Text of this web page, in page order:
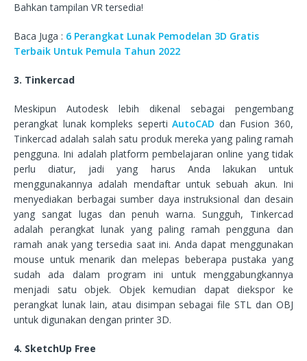
Bahkan tampilan VR tersedia!
Baca Juga : 6 Perangkat Lunak Pemodelan 3D Gratis
Terbaik Untuk Pemula Tahun 2022
3. Tinkercad
Meskipun Autodesk lebih dikenal sebagai pengembang
perangkat lunak kompleks sepertiAutoCAD dan Fusion 360,
Tinkercad adalah salah satu produk mereka yang paling ramah
pengguna. Ini adalah platform pembelajaran online yang tidak
perlu diatur, jadi yang harus Anda lakukan untuk
menggunakannya adalah mendaftar untuk sebuah akun. Ini
menyediakan berbagai sumber daya instruksional dan desain
yang sangat lugas dan penuh warna. Sungguh, Tinkercad
adalah perangkat lunak yang paling ramah pengguna dan
ramah anak yang tersedia saat ini. Anda dapat menggunakan
mouse untuk menarik dan melepas beberapa pustaka yang
sudah ada dalam program ini untuk menggabungkannya
menjadi satu objek. Objek kemudian dapat diekspor ke
perangkat lunak lain, atau disimpan sebagai file STL dan OBJ
untuk digunakan dengan printer 3D.
4. SketchUp Free